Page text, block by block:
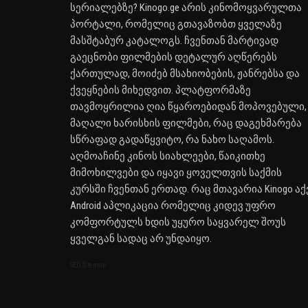
სერიალებზე? Kinogo.ge არის კინომოყვარულთა
პორტალი, რომელიც გთავაზობთ ყველაზე
მასშტაბურ კატალოგს. ჩვენთან მარტივად
გაეცნობი ფილმების დეტალურ აღწერებს
ქართულად, მოიძებ მსახიობების, ჟანრებსა და
ქვეყნების მიხედვით. პლატფორმაზე
თავმოყრილია ღია წყაროებიდან მოპოვებული,
მაღალი ხარისხის ფილმები, რაც დაგეხმარება
სწრაფად გადაწყვიტო, რა ნახო საღამოს.
აღმოაჩინე კინოს სიახლეები, წაიკითხე
მიმოხილვები და იყავი ყოველთვის საქმის
კურსში ჩვენთან ერთად. რაც მთავარია Kinogo
Android აპლიკაცია რომელიც კიდევ უფრო
კომფორტულს ხდის უყურო საყვარელ შოუს
ყველგან სადაც არ უნდაიყო.